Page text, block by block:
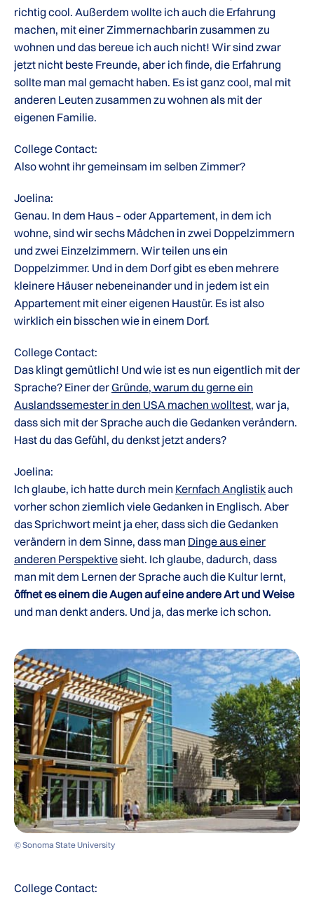
richtig cool. Außerdem wollte ich auch die Erfahrung
machen, mit einer Zimmernachbarin zusammen zu
wohnen und das bereue ich auch nicht! Wir sind zwar
jetzt nicht beste Freunde, aber ich finde, die Erfahrung
sollte man mal gemacht haben. Es ist ganz cool, mal mit
anderen Leuten zusammen zu wohnen als mit der
eigenen Familie.
College Contact:
Also wohnt ihr gemeinsam im selben Zimmer?
Joelina:
Genau. In dem Haus – oder Appartement, in dem ich
wohne, sind wir sechs Mädchen in zwei Doppelzimmern
und zwei Einzelzimmern. Wir teilen uns ein
Doppelzimmer. Und in dem Dorf gibt es eben mehrere
kleinere Häuser nebeneinander und in jedem ist ein
Appartement mit einer eigenen Haustür. Es ist also
wirklich ein bisschen wie in einem Dorf.
College Contact:
Das klingt gemütlich! Und wie ist es nun eigentlich mit der
Sprache? Einer derGründe, warum du gerne ein
Auslandssemester in den USA machen wolltest, war ja,
dass sich mit der Sprache auch die Gedanken verändern.
Hast du das Gefühl, du denkst jetzt anders?
Joelina:
Ich glaube, ich hatte durch mein Kernfach Anglistikauch
vorher schon ziemlich viele Gedanken in Englisch. Aber
das Sprichwort meint ja eher, dass sich die Gedanken
verändern in dem Sinne, dass man Dinge aus einer
anderen Perspektivesieht. Ich glaube, dadurch, dass
man mit dem Lernen der Sprache auch die Kultur lernt,
öffnet es einem die Augen auf eine andere Art und Weise
und man denkt anders. Und ja, das merke ich schon.
© Sonoma State University
College Contact: